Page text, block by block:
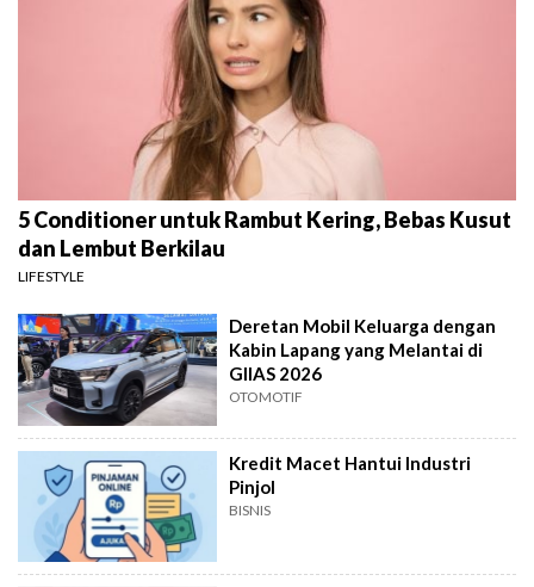
5 Conditioner untuk Rambut Kering, Bebas Kusut
dan Lembut Berkilau
LIFESTYLE
Deretan Mobil Keluarga dengan
Kabin Lapang yang Melantai di
GIIAS 2026
OTOMOTIF
Kredit Macet Hantui Industri
Pinjol
BISNIS